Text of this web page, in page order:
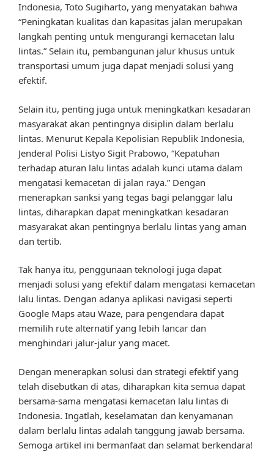
Indonesia, Toto Sugiharto, yang menyatakan bahwa
“Peningkatan kualitas dan kapasitas jalan merupakan
langkah penting untuk mengurangi kemacetan lalu
lintas.” Selain itu, pembangunan jalur khusus untuk
transportasi umum juga dapat menjadi solusi yang
efektif.
Selain itu, penting juga untuk meningkatkan kesadaran
masyarakat akan pentingnya disiplin dalam berlalu
lintas. Menurut Kepala Kepolisian Republik Indonesia,
Jenderal Polisi Listyo Sigit Prabowo, “Kepatuhan
terhadap aturan lalu lintas adalah kunci utama dalam
mengatasi kemacetan di jalan raya.” Dengan
menerapkan sanksi yang tegas bagi pelanggar lalu
lintas, diharapkan dapat meningkatkan kesadaran
masyarakat akan pentingnya berlalu lintas yang aman
dan tertib.
Tak hanya itu, penggunaan teknologi juga dapat
menjadi solusi yang efektif dalam mengatasi kemacetan
lalu lintas. Dengan adanya aplikasi navigasi seperti
Google Maps atau Waze, para pengendara dapat
memilih rute alternatif yang lebih lancar dan
menghindari jalur-jalur yang macet.
Dengan menerapkan solusi dan strategi efektif yang
telah disebutkan di atas, diharapkan kita semua dapat
bersama-sama mengatasi kemacetan lalu lintas di
Indonesia. Ingatlah, keselamatan dan kenyamanan
dalam berlalu lintas adalah tanggung jawab bersama.
Semoga artikel ini bermanfaat dan selamat berkendara!